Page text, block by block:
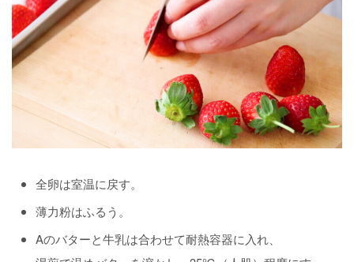
全卵は室温に戻す。
薄力粉はふるう。
Aのバターと牛乳は合わせて耐熱容器に入れ、